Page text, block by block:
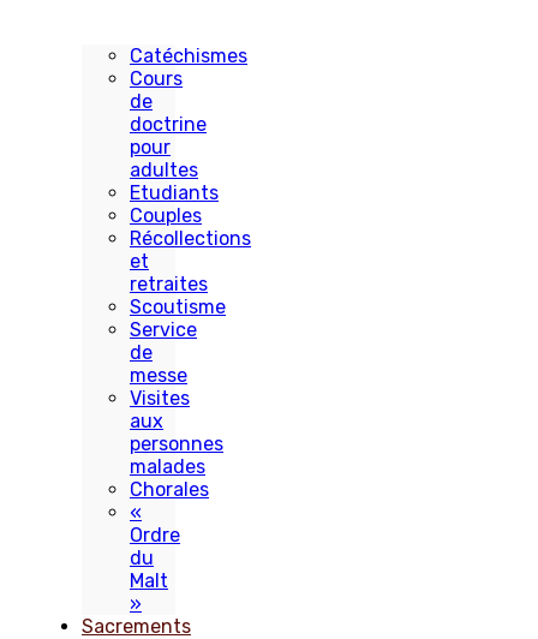
Catéchismes
Cours
de
doctrine
pour
adultes
Etudiants
Couples
Récollections
et
retraites
Scoutisme
Service
de
messe
Visites
aux
personnes
malades
Chorales
«
Ordre
du
Malt
»
Sacrements